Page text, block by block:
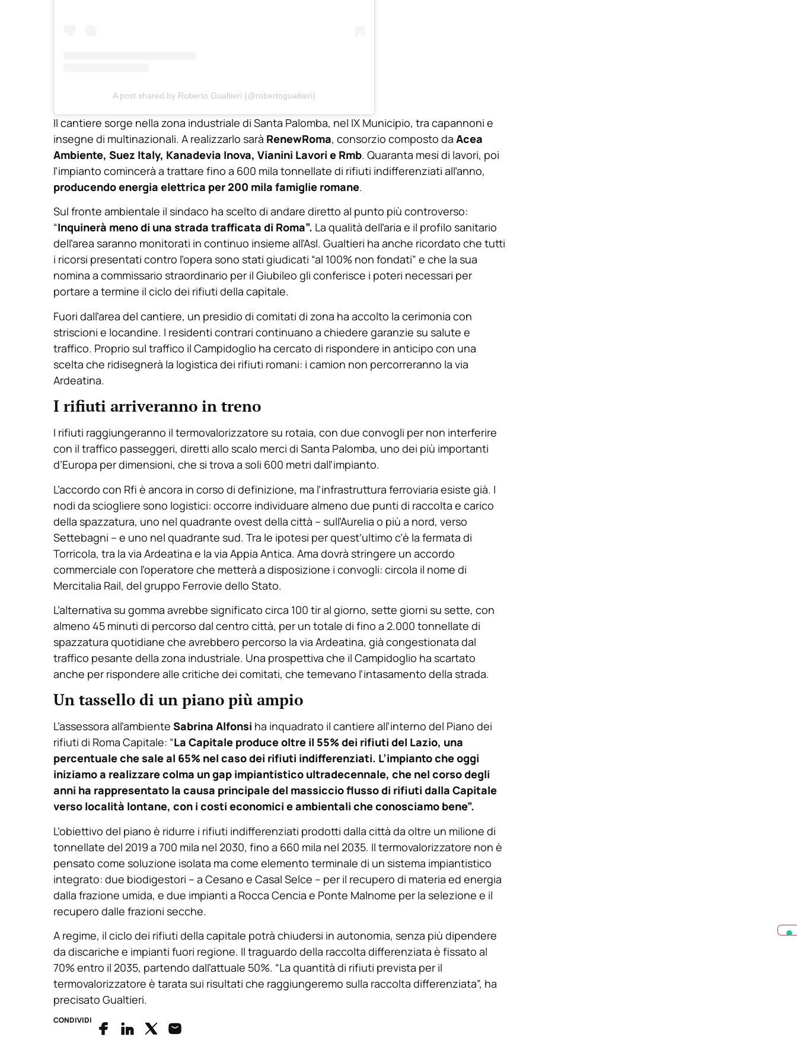
A post shared by Roberto Gualtieri (@robertogualtieri)
Il cantiere sorge nella zona industriale di Santa Palomba, nel IX Municipio, tra capannoni e
insegne di multinazionali. A realizzarlo sarà RenewRoma, consorzio composto da Acea
Ambiente, Suez Italy, Kanadevia Inova, Vianini Lavori e Rmb. Quaranta mesi di lavori, poi
l’impianto comincerà a trattare fino a 600 mila tonnellate di rifiuti indifferenziati all’anno,
producendo energia elettrica per 200 mila famiglie romane.
Sul fronte ambientale il sindaco ha scelto di andare diretto al punto più controverso:
“Inquinerà meno di una strada trafficata di Roma”. La qualità dell’aria e il profilo sanitario
dell’area saranno monitorati in continuo insieme all’Asl. Gualtieri ha anche ricordato che tutti
i ricorsi presentati contro l’opera sono stati giudicati “al 100% non fondati” e che la sua
nomina a commissario straordinario per il Giubileo gli conferisce i poteri necessari per
portare a termine il ciclo dei rifiuti della capitale.
Fuori dall’area del cantiere, un presidio di comitati di zona ha accolto la cerimonia con
striscioni e locandine. I residenti contrari continuano a chiedere garanzie su salute e
traffico. Proprio sul traffico il Campidoglio ha cercato di rispondere in anticipo con una
scelta che ridisegnerà la logistica dei rifiuti romani: i camion non percorreranno la via
Ardeatina.
I rifiuti arriveranno in treno
I rifiuti raggiungeranno il termovalorizzatore su rotaia, con due convogli per non interferire
con il traffico passeggeri, diretti allo scalo merci di Santa Palomba, uno dei più importanti
d’Europa per dimensioni, che si trova a soli 600 metri dall’impianto.
L’accordo con Rfi è ancora in corso di definizione, ma l’infrastruttura ferroviaria esiste già. I
nodi da sciogliere sono logistici: occorre individuare almeno due punti di raccolta e carico
della spazzatura, uno nel quadrante ovest della città – sull’Aurelia o più a nord, verso
Settebagni – e uno nel quadrante sud. Tra le ipotesi per quest’ultimo c’è la fermata di
Torricola, tra la via Ardeatina e la via Appia Antica. Ama dovrà stringere un accordo
commerciale con l’operatore che metterà a disposizione i convogli: circola il nome di
Mercitalia Rail, del gruppo Ferrovie dello Stato.
L’alternativa su gomma avrebbe significato circa 100 tir al giorno, sette giorni su sette, con
almeno 45 minuti di percorso dal centro città, per un totale di fino a 2.000 tonnellate di
spazzatura quotidiane che avrebbero percorso la via Ardeatina, già congestionata dal
traffico pesante della zona industriale. Una prospettiva che il Campidoglio ha scartato
anche per rispondere alle critiche dei comitati, che temevano l’intasamento della strada.
Un tassello di un piano più ampio
L’assessora all’ambiente Sabrina Alfonsi ha inquadrato il cantiere all’interno del Piano dei
rifiuti di Roma Capitale: “La Capitale produce oltre il 55% dei rifiuti del Lazio, una
percentuale che sale al 65% nel caso dei rifiuti indifferenziati. L’impianto che oggi
iniziamo a realizzare colma un gap impiantistico ultradecennale, che nel corso degli
anni ha rappresentato la causa principale del massiccio flusso di rifiuti dalla Capitale
verso località lontane, con i costi economici e ambientali che conosciamo bene”.
L’obiettivo del piano è ridurre i rifiuti indifferenziati prodotti dalla città da oltre un milione di
tonnellate del 2019 a 700 mila nel 2030, fino a 660 mila nel 2035. Il termovalorizzatore non è
pensato come soluzione isolata ma come elemento terminale di un sistema impiantistico
integrato: due biodigestori – a Cesano e Casal Selce – per il recupero di materia ed energia
dalla frazione umida, e due impianti a Rocca Cencia e Ponte Malnome per la selezione e il
recupero dalle frazioni secche.
A regime, il ciclo dei rifiuti della capitale potrà chiudersi in autonomia, senza più dipendere
da discariche e impianti fuori regione. Il traguardo della raccolta differenziata è fissato al
70% entro il 2035, partendo dall’attuale 50%. “La quantità di rifiuti prevista per il
termovalorizzatore è tarata sui risultati che raggiungeremo sulla raccolta differenziata”, ha
precisato Gualtieri.
CONDIVIDI